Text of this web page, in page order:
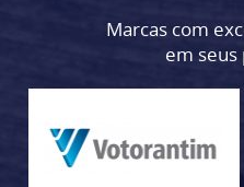
Marcas com
em